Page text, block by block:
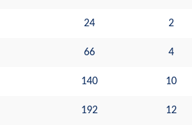
24 2
66 4
140 10
192 12